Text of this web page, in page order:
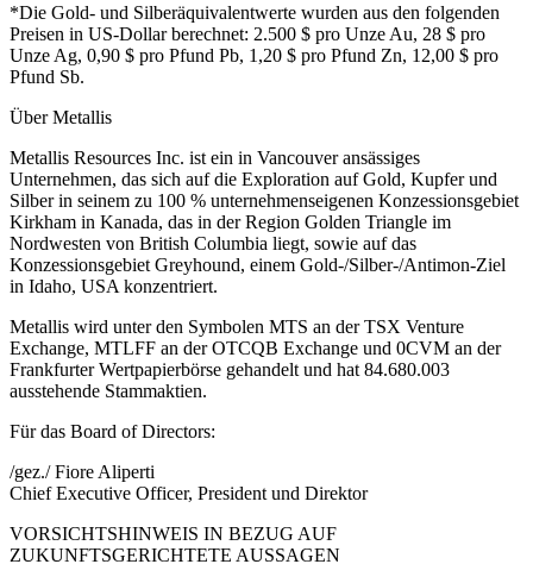
*Die Gold- und Silberäquivalentwerte wurden aus den folgenden
Preisen in US-Dollar berechnet: 2.500 $ pro Unze Au, 28 $ pro
Unze Ag, 0,90 $ pro Pfund Pb, 1,20 $ pro Pfund Zn, 12,00 $ pro
Pfund Sb.
Über Metallis
Metallis Resources Inc. ist ein in Vancouver ansässiges
Unternehmen, das sich auf die Exploration auf Gold, Kupfer und
Silber in seinem zu 100 % unternehmenseigenen Konzessionsgebiet
Kirkham in Kanada, das in der Region Golden Triangle im
Nordwesten von British Columbia liegt, sowie auf das
Konzessionsgebiet Greyhound, einem Gold-/Silber-/Antimon-Ziel
in Idaho, USA konzentriert.
Metallis wird unter den Symbolen MTS an der TSX Venture
Exchange, MTLFF an der OTCQB Exchange und 0CVM an der
Frankfurter Wertpapierbörse gehandelt und hat 84.680.003
ausstehende Stammaktien.
Für das Board of Directors:
/gez./ Fiore Aliperti
Chief Executive Officer, President und Direktor
VORSICHTSHINWEIS IN BEZUG AUF
ZUKUNFTSGERICHTETE AUSSAGEN